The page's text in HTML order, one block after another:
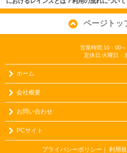
ページトッ
営業時間:10：00
定休日:火曜日・
ホーム
会社概要
お問い合わせ
PCサイト
プライバシーポリシー 利用